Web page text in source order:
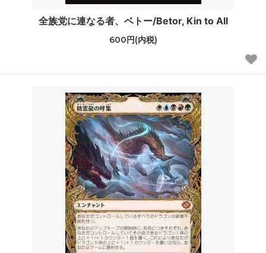
全族党に連なる者、ベトー/Betor, Kin to All
600円(内税)